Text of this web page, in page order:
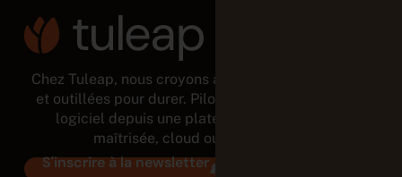
Chez Tuleap, nous croyons aux équipes autonomes
et outillées pour durer. Pilotez tout le cycle de vie
logiciel depuis une plateforme modulaire et
maîtrisée, cloud ou on-premises.
S'inscrire à la newsletter